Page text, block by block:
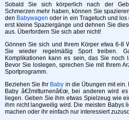
Sobald Sie sich körperlich nach der
Schmerzen mehr haben, können Sie
den Babywagen oder in ein Tragetuch und los
erst kleine Spaziergänge und dehnen Sie
aus. Überfordern Sie sich aber nicht!
Gönnen Sie sich und Ihrem Körper etwa 6-8
Sie wieder regelmäßig Sport treiben.
Komplikationen kann es sein, das Sie noch
Bevor Sie loslegen, sprechen Sie mit Ihrem
Sportprogramm.
Beziehen Sie Ihr Baby in die Übungen mit
Baby â€žmitturnenâ€œ, bei anderen wird
liegen. Geben Sie ihm etwas Spielzeug wie
ihm nicht langweilig wird. Die meisten Babys
machen oder ihr einfach nur interessiert